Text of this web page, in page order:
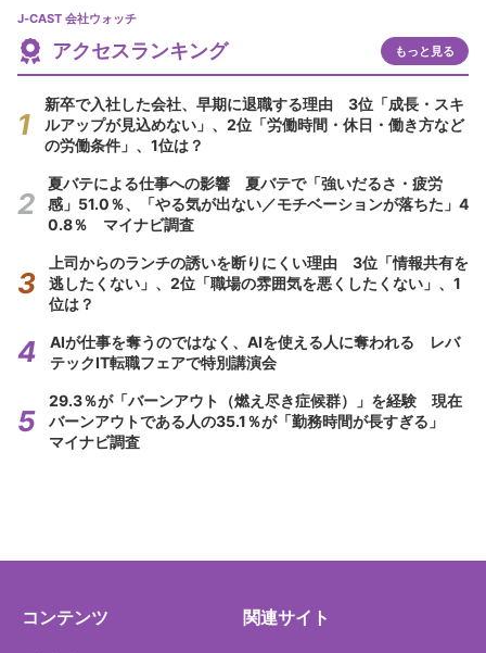
J-CAST 会社ウォッチ
アクセスランキング もっと見る
新卒で入社した会社、早期に退職する理由 3位「成長・スキ
ルアップが見込めない」、2位「労働時間・休日・働き方など
の労働条件」、1位は？
夏バテによる仕事への影響 夏バテで「強いだるさ・疲労
感」51.0％、「やる気が出ない／モチベーションが落ちた」4
0.8％ マイナビ調査
上司からのランチの誘いを断りにくい理由 3位「情報共有を
逃したくない」、2位「職場の雰囲気を悪くしたくない」、1
位は？
AIが仕事を奪うのではなく、AIを使える人に奪われる レバ
テックIT転職フェアで特別講演会
29.3％が「バーンアウト（燃え尽き症候群）」を経験 現在
バーンアウトである人の35.1％が「勤務時間が長すぎる」
マイナビ調査
コンテンツ 関連サイト